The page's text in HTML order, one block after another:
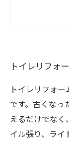
トイレリフォ
トイレリフォ
です。古くなっ
えるだけでな
イル張り、ラ